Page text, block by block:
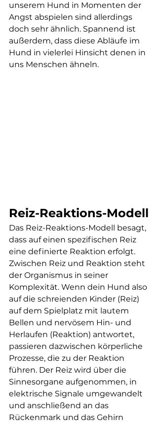
unserem Hund in Momenten der
Angst abspielen sind allerdings
doch sehr ähnlich. Spannend ist
außerdem, dass diese Abläufe im
Hund in vielerlei Hinsicht denen in
uns Menschen ähneln.
Reiz-Reaktions-Modell
Das Reiz-Reaktions-Modell besagt,
dass auf einen spezifischen Reiz
eine definierte Reaktion erfolgt.
Zwischen Reiz und Reaktion steht
der Organismus in seiner
Komplexität. Wenn dein Hund also
auf die schreienden Kinder (Reiz)
auf dem Spielplatz mit lautem
Bellen und nervösem Hin- und
Herlaufen (Reaktion) antwortet,
passieren dazwischen körperliche
Prozesse, die zu der Reaktion
führen. Der Reiz wird über die
Sinnesorgane aufgenommen, in
elektrische Signale umgewandelt
und anschließend an das
Rückenmark und das Gehirn